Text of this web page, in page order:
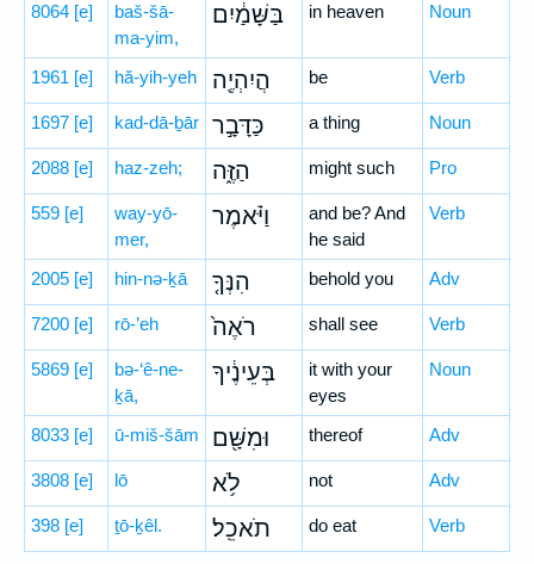
8064 [e]
baš-šā-
ma-yim,
בַּשָּׁמַ֔יִם in heaven Noun
1961 [e] hă-yih-yeh הֲיִהְיֶ֖ה be Verb
1697 [e] kad-dā-ḇār כַּדָּבָ֣ר a thing Noun
2088 [e] haz-zeh; הַזֶּ֑ה might such Pro
559 [e]
way-yō-
mer,
וַיֹּ֗אמֶר
and be? And
he said
Verb
2005 [e] hin-nə-ḵā הִנְּךָ֤ behold you Adv
7200 [e] rō-’eh רֹאֶה֙ shall see Verb
5869 [e]
bə-‘ê-ne-
ḵā,
בְּעֵינֶ֔יךָ
it with your
eyes
Noun
8033 [e] ū-miš-šām וּמִשָּׁ֖ם thereof Adv
3808 [e] lō לֹ֥א not Adv
398 [e] ṯō-ḵêl. תֹאכֵֽל׃ do eat Verb